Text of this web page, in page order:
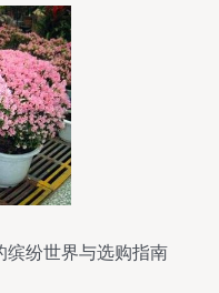
缤纷世界与选购指南